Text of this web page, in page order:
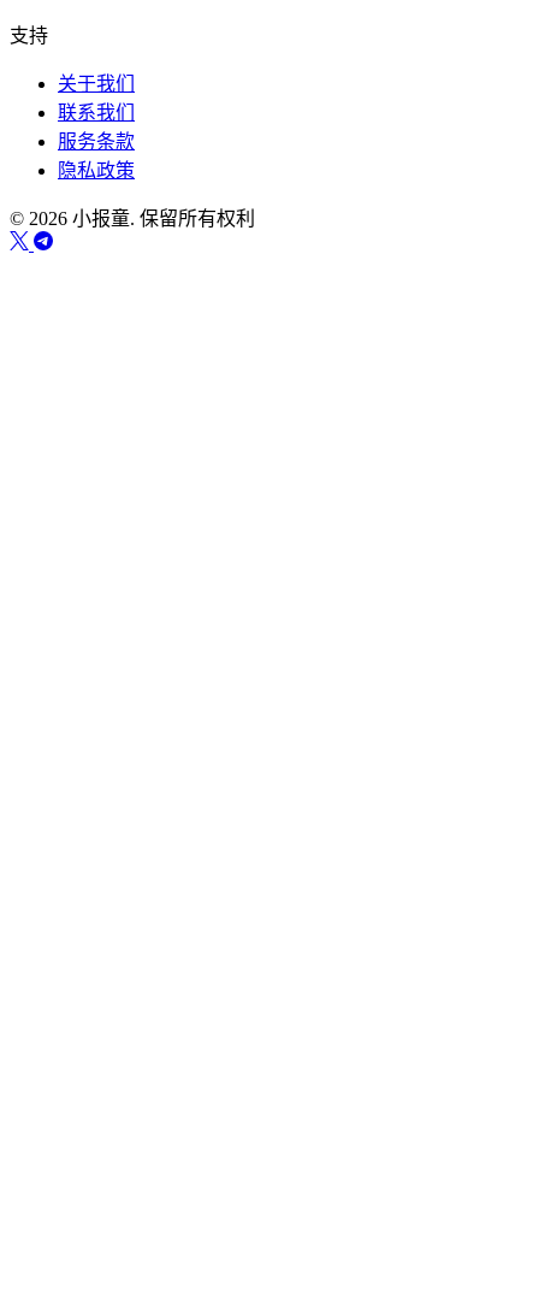
支持
关于我们
联系我们
服务条款
隐私政策
© 2026 小报童. 保留所有权利